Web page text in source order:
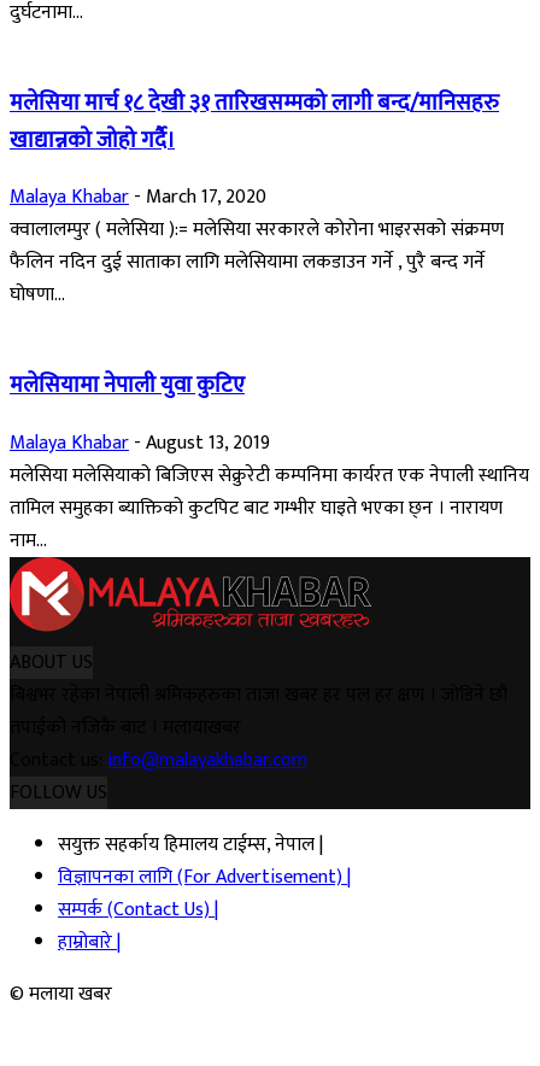
दुर्घटनामा...
मलेसिया मार्च १८ देखी ३१ तारिखसम्मको लागी बन्द/मानिसहरु
खाद्यान्नको जोहो गर्दै।
Malaya Khabar- March 17, 2020
क्वालालम्पुर ( मलेसिया ):= मलेसिया सरकारले कोरोना भाइरसको संक्रमण
फैलिन नदिन दुई साताका लागि मलेसियामा लकडाउन गर्ने , पुरै बन्द गर्ने
घोषणा...
मलेसियामा नेपाली युवा कुटिए
Malaya Khabar-August 13, 2019
मलेसिया मलेसियाको बिजिएस सेक्रुरेटी कम्पनिमा कार्यरत एक नेपाली स्थानिय
तामिल समुहका ब्याक्तिको कुटपिट बाट गम्भीर घाइते भएका छ्न । नारायण
नाम...
ABOUT US
info@malayakhabar.com
FOLLOW US
सयुक्त सहर्काय हिमालय टाईम्स, नेपाल |
विज्ञापनका लागि (For Advertisement) |
सम्पर्क (Contact Us) |
हाम्रोबारे |
© मलाया खबर